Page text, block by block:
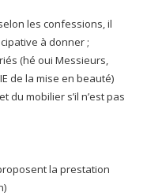
les confessions, il
à donner ;
(hé oui Messieurs,
de la mise en beauté)
mobilier s’il n’est pas
la prestation